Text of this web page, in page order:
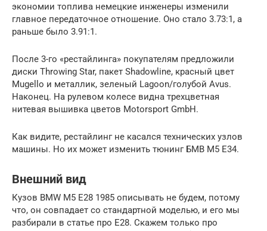
экономии топлива немецкие инженеры изменили
главное передаточное отношение. Оно стало 3.73:1, а
раньше было 3.91:1.
После 3-го «рестайлинга» покупателям предложили
диски Throwing Star, пакет Shadowline, красный цвет
Mugello и металлик, зеленый Lagoon/голубой Avus.
Наконец. На рулевом колесе видна трехцветная
нитевая вышивка цветов Motorsport GmbH.
Как видите, рестайлинг не касался технических узлов
машины. Но их может изменить тюнинг БМВ М5 Е34.
Внешний вид
Кузов BMW M5 E28 1985 описывать не будем, потому
что, он совпадает со стандартной моделью, и его мы
разбирали в статье про Е28. Скажем только про